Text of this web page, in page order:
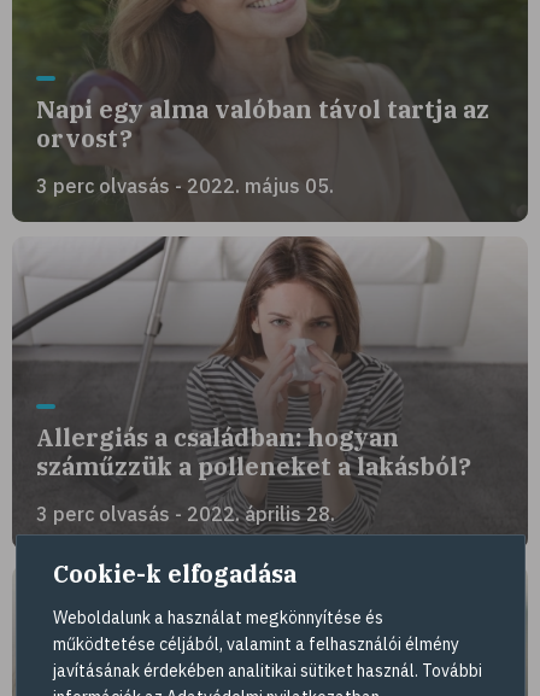
Napi egy alma valóban távol tartja az
orvost?
3 perc olvasás - 2022. május 05.
Allergiás a családban: hogyan
száműzzük a polleneket a lakásból?
3 perc olvasás - 2022. április 28.
Cookie-k elfogadása
Weboldalunk a használat megkönnyítése és
működtetése céljából, valamint a felhasználói élmény
javításának érdekében analitikai sütiket használ. További